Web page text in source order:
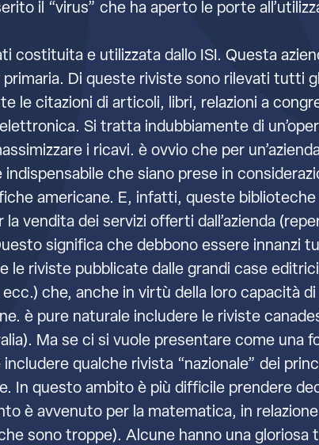
il “virus” che ha aperto le porte
costituita e utilizzata dallo ISI. Questa
Di queste riviste sono rilevati tutti
le citazioni di articoli, libri, relazioni a
Si tratta indubbiamente di
i ricavi. è ovvio che per
che siano prese in
americane. E, infatti, queste biblioteche
vendita dei servizi offerti dall’azienda
significa che debbono essere innanzi
le riviste pubblicate dalle grandi case editrici
che, anche in virtù della loro capacità di
è pure naturale includere le riviste
Ma se ci si vuole presentare come una
qualche rivista “nazionale” dei
In questo ambito è più difficile prendere
è avvenuto per la matematica, in
sono troppe). Alcune hanno una gloriosa